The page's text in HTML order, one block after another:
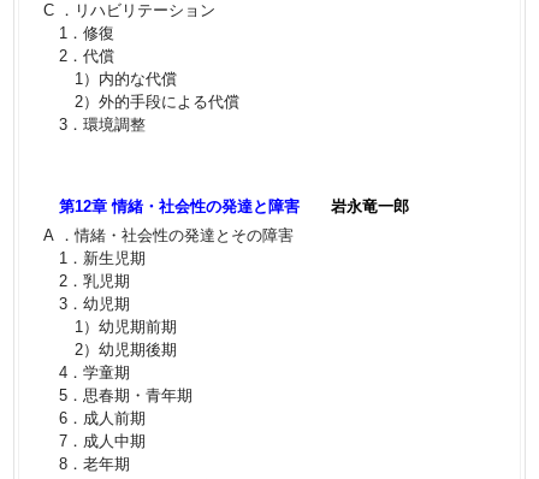
C ．リハビリテーション
1．修復
2．代償
1）内的な代償
2）外的手段による代償
3．環境調整
第12章 情緒・社会性の発達と障害
岩永竜一郎
A ．情緒・社会性の発達とその障害
1．新生児期
2．乳児期
3．幼児期
1）幼児期前期
2）幼児期後期
4．学童期
5．思春期・青年期
6．成人前期
7．成人中期
8．老年期